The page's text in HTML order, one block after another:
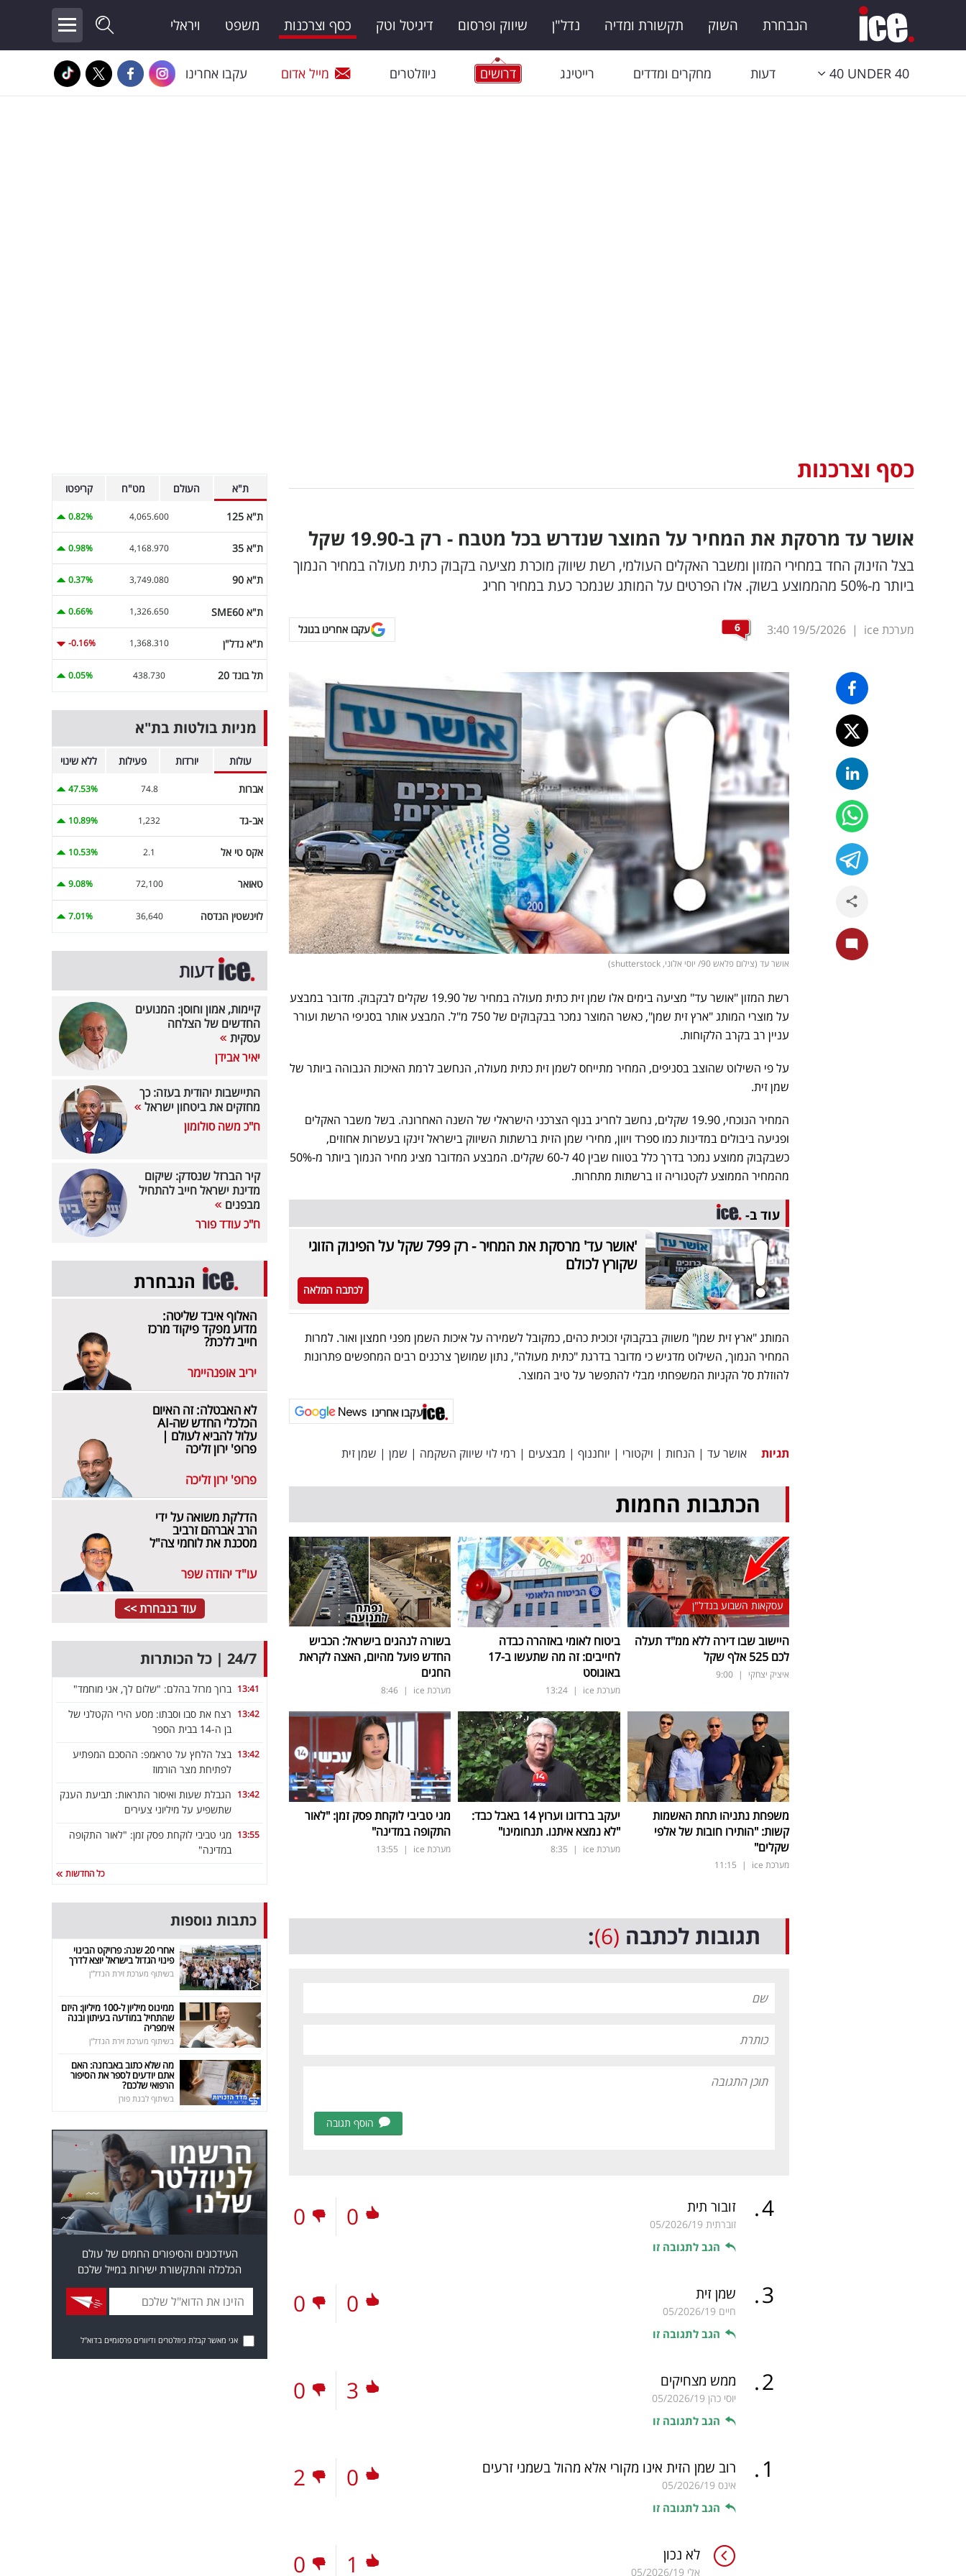
הנבחרת השוק תקשורת ומדיה נדל"ן שיווק ופרסום דיגיטל וטק כסף וצרכנות משפט ויראלי
40 UNDER 40 דעות מחקרים ומדדים רייטינג דרושים ניוזלטרים מייל אדום עקבו אחרינו
כסף וצרכנות
אושר עד מרסקת את המחיר על המוצר שנדרש בכל מטבח - רק ב-19.90 שקל
בצל הזינוק החד במחירי המזון ומשבר האקלים העולמי, רשת שיווק מוכרת מציעה בקבוק כתית מעולה במחיר הנמוך
ביותר מ-50% מהממוצע בשוק. אלו הפרטים על המותג שנמכר כעת במחיר חריג
מערכת ice |
19/5/2026
3:40
6 עקבו אחרינו בגוגל
אושר עד (צילום פלאש 90/ יוסי אלוני, shutterstock)
רשת המזון "אושר עד" מציעה בימים אלו שמן זית כתית מעולה במחיר של 19.90 שקלים לבקבוק. מדובר במבצע
על מוצרי המותג "ארץ זית שמן", כאשר המוצר נמכר בבקבוקים של 750 מ"ל. המבצע אותר בסניפי הרשת ועורר
עניין רב בקרב הלקוחות.
על פי השילוט שהוצב בסניפים, המחיר מתייחס לשמן זית כתית מעולה, הנחשב לרמת האיכות הגבוהה ביותר של
שמן זית.
המחיר הנוכחי, 19.90 שקלים, נחשב לחריג בנוף הצרכני הישראלי של השנה האחרונה. בשל משבר האקלים
ופגיעה ביבולים במדינות כמו ספרד ויוון, מחירי שמן הזית ברשתות השיווק בישראל זינקו בעשרות אחוזים,
כשבקבוק ממוצע נמכר בדרך כלל בטווח שבין 40 ל-60 שקלים. המבצע המדובר מציג מחיר הנמוך ביותר מ-50%
מהמחיר הממוצע לקטגוריה זו ברשתות מתחרות.
עוד ב-
'אושר עד' מרסקת את המחיר - רק 799 שקל על הפינוק הזוגי
שקורץ לכולם
לכתבה המלאה
המותג "ארץ זית שמן" משווק בבקבוקי זכוכית כהים, כמקובל לשמירה על איכות השמן מפני חמצון ואור. למרות
המחיר הנמוך, השילוט מדגיש כי מדובר בדרגת "כתית מעולה", נתון שמושך צרכנים רבים המחפשים פתרונות
להוזלת סל הקניות המשפחתי מבלי להתפשר על טיב המוצר.
עקבו אחרינו
תגיות אושר עד | הנחות | ויקטורי | יוחננוף | מבצעים | רמי לוי שיווק השקמה | שמן | שמן זית
הכתבות החמות
עסקאות השבוע בנדל"ן
היישוב שבו דירה ללא ממ"ד תעלה
לכם 525 אלף שקל
איציק יצחקי |
9:00
ביטוח לאומי באזהרה כבדה
לחייבים: זה מה שתעשו ב-17
באוגוסט
מערכת ice |
13:24
בשורה לנהגים בישראל: הכביש
החדש פועל מהיום, האצה לקראת
החגים
מערכת ice |
8:46
משפחת נתניהו תחת האשמות
קשות: "הותירו חובות של אלפי
שקלים"
מערכת ice |
11:15
יעקב ברדוגו וערוץ 14 באבל כבד:
"לא נמצא איתנו. תנחומינו"
מערכת ice |
8:35
מגי טביבי לוקחת פסק זמן: "לאור
התקופה במדינה"
מערכת ice |
13:55
תגובות לכתבה (6)
:
הוסף תגובה
4
. זובור תית
זוברתית 05/2026/19
הגב לתגובה זו
0
0
3
. שמן זית
חיים 05/2026/19
הגב לתגובה זו
0
0
2
. ממש מצחיקים
יוסי כהן 05/2026/19
הגב לתגובה זו
3
0
1
. רוב שמן הזית אינו מקורי אלא מהול בשמני זרעים
אינס 05/2026/19
הגב לתגובה זו
0
2
לא נכון
אלי 05/2026/19
1
0
ת"א העולם מט"ח קריפטו
ת"א 125 4,065.600
0.82%
ת"א 35 4,168.970
0.98%
ת"א 90 3,749.080
0.37%
ת"א SME60 1,326.650
0.66%
ת"א נדל"ן 1,368.310
-0.16%
תל בונד 20 438.730
0.05%
מניות בולטות בת"א
עולות יורדות פעילות ללא שינוי
אברות 74.8
47.53%
אב-גד 1,232
10.89%
אקס טי אל 2.1
10.53%
טאואר 72,100
9.08%
לוינשטין הנדסה 36,640
7.01%
דעות
קיימות, אמון וחוסן: המנועים
החדשים של הצלחה
עסקית
יאיר אבידן
התיישבות יהודית בעזה: כך
מחזקים את ביטחון ישראל
ח"כ משה סולומון
קיר הברזל שנסדק: שיקום
מדינת ישראל חייב להתחיל
מבפנים
ח"כ עודד פורר
הנבחרת
האלוף איבד שליטה:
מדוע מפקד פיקוד מרכז
חייב ללכת?
יריב אופנהיימר
לא האבטלה: זה האיום
הכלכלי החדש שה-AI
עלול להביא לעולם |
פרופ' ירון זליכה
פרופ' ירון זליכה
הדלקת משואה על ידי
הרב אברהם זרביב
מסכנת את לוחמי צה"ל
עו"ד יהודה שפר
עוד בנבחרת >>
24/7 | כל הכותרות
13:41 ברוך מרזל בהלם: "שלום לך, אני מוחמד"
13:42 רצח את סבו וסבתו: מסע הירי הקטלני של
בן ה-14 בבית הספר
13:42 בצל הלחץ על טראמפ: ההסכם המפתיע
לפתיחת מצר הורמוז
13:42 הגבלת שעות ואיסור התראות: תביעת הענק
שתשפיע על מיליוני צעירים
13:55 מגי טביבי לוקחת פסק זמן: "לאור התקופה
במדינה"
כל החדשות
כתבות נוספות
אחרי 20 שנה: פרויקט הבינוי
פינוי הגדול בישראל יוצא לדרך
בשיתוף מערכת זירת הנדל"ן
ממינוס מיליון ל-100 מיליון: היזם
שהתחיל במודעה בעיתון ובנה
אימפריה
בשיתוף מערכת זירת הנדל"ן
מה שלא כתוב באבחנה: האם
אתם יודעים לספר את הסיפור
הרפואי שלכם?
בשיתוף לבנת פורן
העידכונים והסיפורים החמים של עולם
הכלכלה והתקשורת ישירות במייל שלכם
אני מאשר קבלת ניוזלטרים ודיוורים פרסומיים בדוא"ל